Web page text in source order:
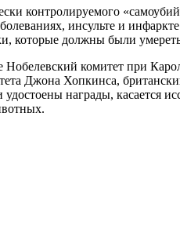
контролируемого
инсульте и
которые должны были
Нобелевский комитет при
Джона Хопкинса,
удостоены награды, касается